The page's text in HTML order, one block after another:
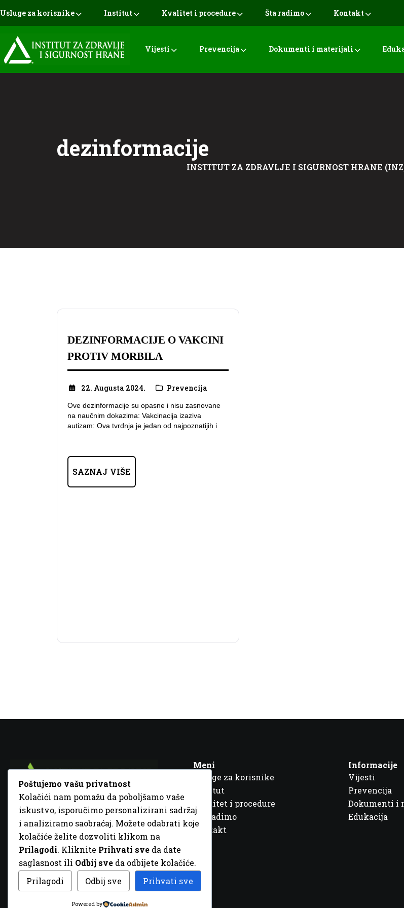
Usluge za korisnike Institut Kvalitet i procedure Šta radimo Kontakt
Vijesti Prevencija Dokumenti i materijali
dezinformacije
INSTITUT ZA ZDRAVLJE I SIGURNOST HRANE
DEZINFORMACIJE O VAKCINI
PROTIV MORBILA
22. Augusta 2024. Prevencija
Ove dezinformacije su opasne i nisu zasnovane
na naučnim dokazima: Vakcinacija izaziva
autizam: Ova tvrdnja je jedan od najpoznatijih i
SAZNAJ VIŠE
Fra Ivana Jukića br. 2, 72000 Zenica, BiH
+387 32 448 001
info@inz.ba
http://www.inz.ba
Meni
Usluge za korisnike
Institut
Kvalitet i procedure
Šta radimo
Kontakt
Informacije
Vijesti
Prevencija
Dokumenti i
Edukacija
© 2026 Sva prava zadržana. DizajnGordonDM
Poštujemo vašu privatnost
Kolačići nam pomažu da poboljšamo vaše
iskustvo, isporučimo personalizirani sadržaj
i analiziramo saobraćaj. Možete odabrati koje
kolačiće želite dozvoliti klikom na
Prilagodi. Kliknite Prihvati sve da date
saglasnost ili Odbij sve da odbijete kolačiće.
Prilagodi
Odbij sve Prihvati sve
Powered by